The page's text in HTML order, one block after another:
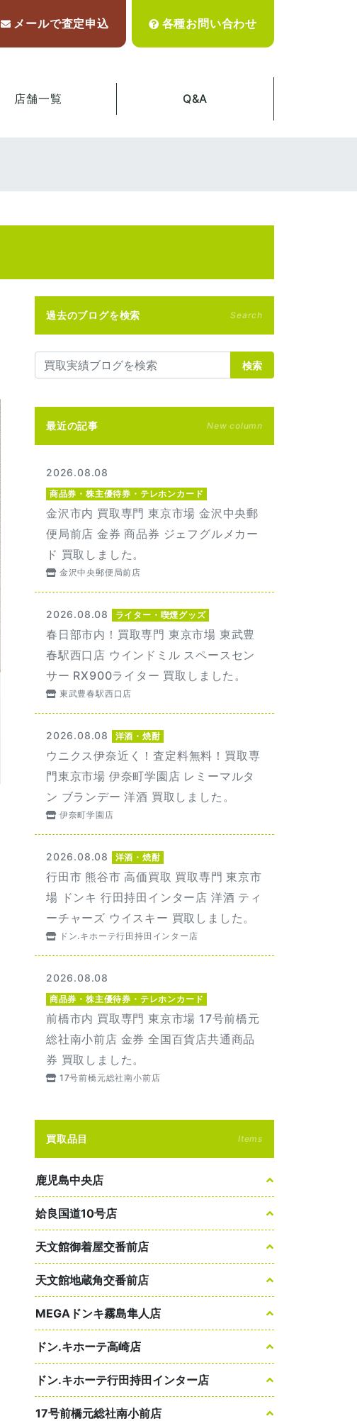
メールで査定申込 各種お問い合わせ
店舗一覧 Q&A
過去のブログを検索 Search
検索
最近の記事 New column
2026.08.08
商品券・株主優待券・テレホンカード
金沢市内 買取専門 東京市場 金沢中央郵
便局前店 金券 商品券 ジェフグルメカー
ド 買取しました。
金沢中央郵便局前店
2026.08.08 ライター・喫煙グッズ
春日部市内！買取専門 東京市場 東武豊
春駅西口店 ウインドミル スペースセン
サー RX900ライター 買取しました。
東武豊春駅西口店
2026.08.08 洋酒・焼酎
ウニクス伊奈近く！査定料無料！買取専
門東京市場 伊奈町学園店 レミーマルタ
ン ブランデー 洋酒 買取しました。
伊奈町学園店
2026.08.08 洋酒・焼酎
行田市 熊谷市 高価買取 買取専門 東京市
場 ドンキ 行田持田インター店 洋酒 ティ
ーチャーズ ウイスキー 買取しました。
ドン.キホーテ行田持田インター店
2026.08.08
商品券・株主優待券・テレホンカード
前橋市内 買取専門 東京市場 17号前橋元
総社南小前店 金券 全国百貨店共通商品
券 買取しました。
17号前橋元総社南小前店
買取品目 Items
鹿児島中央店
姶良国道10号店
天文館御着屋交番前店
天文館地蔵角交番前店
MEGAドンキ霧島隼人店
ドン.キホーテ高崎店
ドン.キホーテ行田持田インター店
17号前橋元総社南小前店